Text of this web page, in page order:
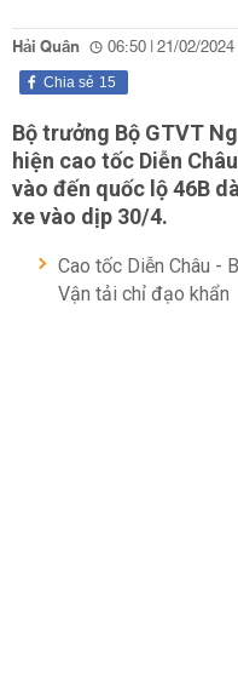
Hải Quân 06:50 | 21/02/2024
15
Chia sẻ
Bộ trưởng Bộ GTVT
hiện cao tốc Diễn
vào đến quốc lộ 46B
xe vào dịp 30/4.
Cao tốc Diễn Châu -
Vận tải chỉ đạo khẩn